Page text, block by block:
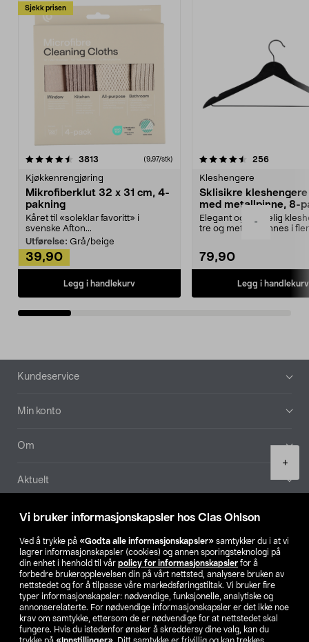
Vi bruker informasjonskapsler hos Clas Ohlson
Ved å trykke på «Godta alle informasjonskapsler» samtykker du i at vi
lagrer informasjonskapsler (cookies) og annen sporingsteknologi på
din enhet i henhold til vår policy for informasjonskapsler for å
forbedre brukeropplevelsen din på vårt nettsted, analysere bruken av
nettstedet og for å tilpasse våre markedsføringstiltak. Vi bruker fire
typer informasjonskapsler: nødvendige, funksjonelle, analytiske og
annonserelaterte. For nødvendige informasjonskapsler er det ikke noe
krav om samtykke, ettersom de er nødvendige for at nettstedet skal
fungere. Hvis du istedenfor ønsker å skreddersy dine valg, kan du
-
+
Sjekk prisen
3813 anmeldelser(9,97/stk)
Kjøkkenrengjøring
Mikrofiberklut 32 x 31 cm, 4-
pakning
Kåret til «soleklar favoritt» i
svenske Afton...
Utførelse: Grå/beige
39,90
Legg i handlekurv
4.5av 5 stjerner 256
Kleshengere
Sklisikre
med metallpinne, 8-
Elegant og skikkelig
tre og metall – finnes i
79,90
Legg i handlekurv
4.5av 5 stjerner
Bunntekst
Kundeservice
Min konto
Om
Aktuelt
Våre selskaper
Finn din butikk
SE NO FI